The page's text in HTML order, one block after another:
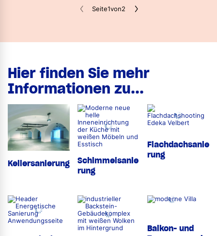
Seite1von2
Hier finden Sie mehr
Informationen zu...
Kellersanierung
Schimmelsanie
rung
Flachdachsanie
rung
Balkon- und